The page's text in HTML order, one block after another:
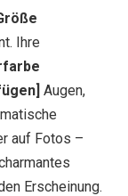
Ihre
Augen,
auf Fotos –
Erscheinung.